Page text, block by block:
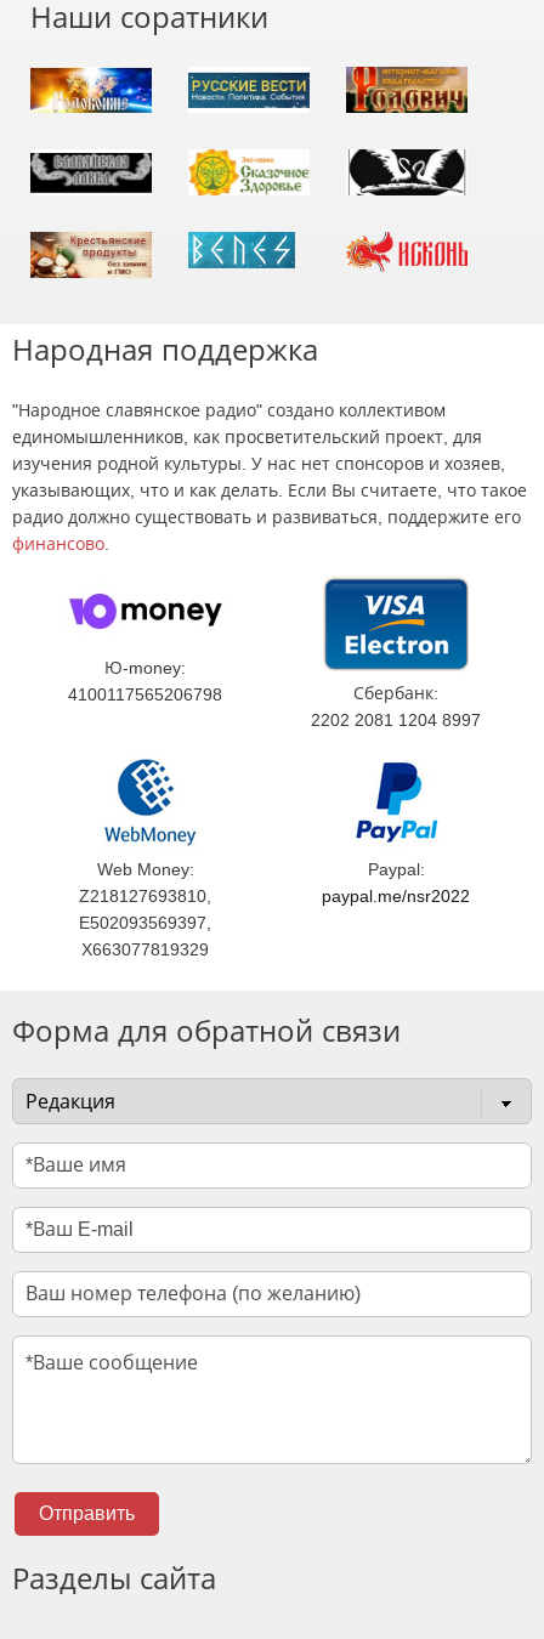
Наши соратники
Народная поддержка
"Народное славянское радио" создано коллективом
единомышленников, как просветительский проект, для
изучения родной культуры. У нас нет спонсоров и хозяев,
указывающих, что и как делать. Если Вы считаете, что такое
радио должно существовать и развиваться, поддержите его
финансово
Ю-money:
4100117565206798
Сбербанк:
2202 2081 1204 8997
Web Money:
Z218127693810,
E502093569397,
X663077819329
Paypal:
paypal.me/nsr2022
Форма для обратной связи
Отправить
Разделы сайта